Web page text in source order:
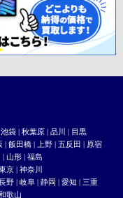
池袋 | 秋葉原 | 品川 | 目黒
| 飯田橋 | 上野 | 五反田 | 原宿
| 山形 | 福島
京 | 神奈川
野 | 岐阜 | 静岡 | 愛知 | 三重
歌山